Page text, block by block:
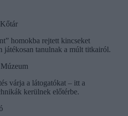
homokba rejtett kincseket
játékosan tanulnak a múlt titkairól.
várja a látogatókat – itt a
kerülnek előtérbe.